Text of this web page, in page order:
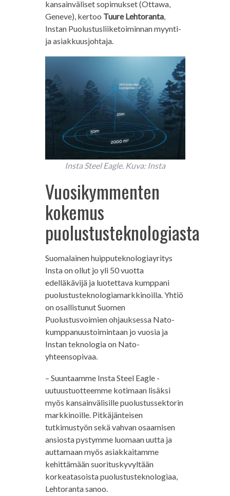
kansainväliset sopimukset (Ottawa,
Geneve), kertoo Tuure Lehtoranta,
Instan Puolustusliiketoiminnan myynti-
ja asiakkuusjohtaja.
Insta Steel Eagle. Kuva: Insta
Vuosikymmenten
kokemus
puolustusteknologiasta
Suomalainen huipputeknologiayritys
Insta on ollut jo yli 50 vuotta
edelläkävijä ja luotettava kumppani
puolustusteknologiamarkkinoilla. Yhtiö
on osallistunut Suomen
Puolustusvoimien ohjauksessa Nato-
kumppanuustoimintaan jo vuosia ja
Instan teknologia on Nato-
yhteensopivaa.
– Suuntaamme Insta Steel Eagle -
uutuustuotteemme kotimaan lisäksi
myös kansainvälisille puolustussektorin
markkinoille. Pitkäjänteisen
tutkimustyön sekä vahvan osaamisen
ansiosta pystymme luomaan uutta ja
auttamaan myös asiakkaitamme
kehittämään suorituskyvyltään
korkeatasoista puolustusteknologiaa,
Lehtoranta sanoo.